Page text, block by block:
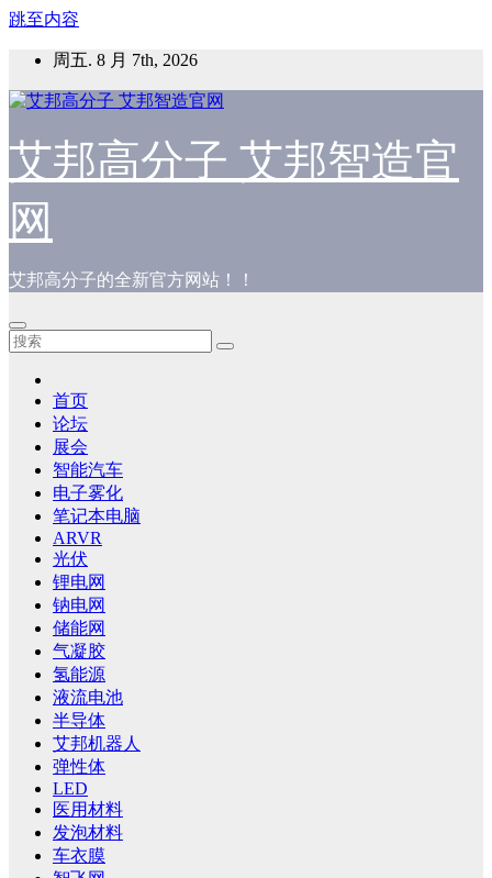
跳至内容
周五. 8 月 7th, 2026
艾邦高分子 艾邦智造官
网
艾邦高分子的全新官方网站！！
首页
论坛
展会
智能汽车
电子雾化
笔记本电脑
ARVR
光伏
锂电网
钠电网
储能网
气凝胶
氢能源
液流电池
半导体
艾邦机器人
弹性体
LED
医用材料
发泡材料
车衣膜